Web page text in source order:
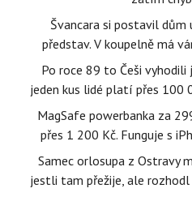
Švancara si postavil
představ. V koupelně má
Po roce 89 to Češi vyhodili
jeden kus lidé platí přes 100
MagSafe powerbanka za
přes 1 200 Kč. Funguje s
Samec orlosupa z Ostravy
jestli tam přežije, ale